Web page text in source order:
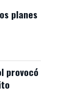
planes
provocó